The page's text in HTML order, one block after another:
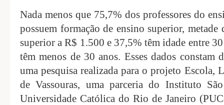
Nada menos que 75,7% dos professores do
possuem formação de ensino superior,
superior a R$ 1.500 e 37,5% têm idade entre
têm menos de 30 anos. Esses dados constam
uma pesquisa realizada para o projeto
de Vassouras, uma parceria do Instituto
Universidade Católica do Rio de Janeiro